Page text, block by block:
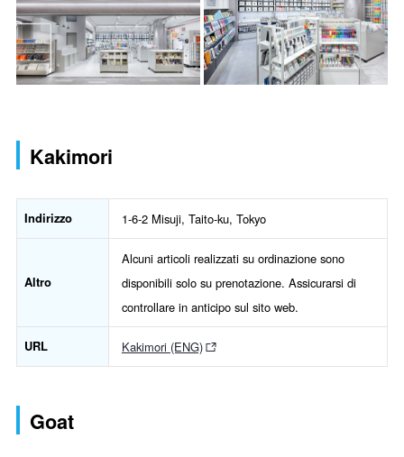
Kakimori
Indirizzo 1-6-2 Misuji, Taito-ku, Tokyo
Altro
Alcuni articoli realizzati su ordinazione sono
disponibili solo su prenotazione. Assicurarsi di
controllare in anticipo sul sito web.
URL Kakimori (ENG)
Goat